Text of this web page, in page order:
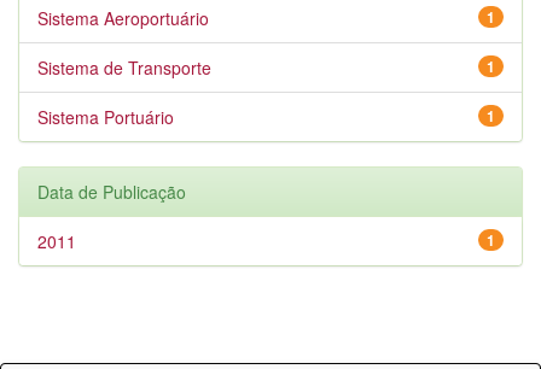
1
Sistema Aeroportuário
1
Sistema de Transporte
1
Sistema Portuário
Data de Publicação
1
2011